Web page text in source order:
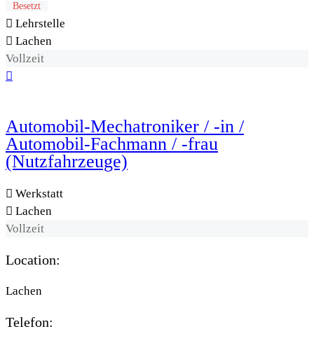
Besetzt
Lehrstelle
Lachen
Vollzeit
Automobil-Mechatroniker / -in /
Automobil-Fachmann / -frau
(Nutzfahrzeuge)
Werkstatt
Lachen
Vollzeit
Location:
Lachen
Telefon: